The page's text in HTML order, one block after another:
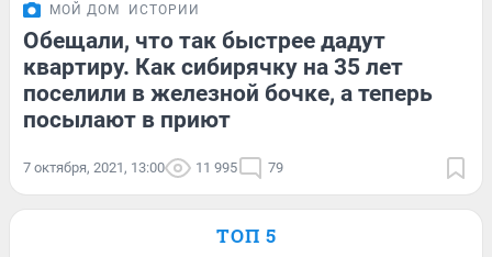
МОЙ ДОМ ИСТОРИИ
Обещали, что так быстрее дадут
квартиру. Как сибирячку на 35 лет
поселили в железной бочке, а теперь
посылают в приют
7 октября, 2021, 13:00 11 995 79
ТОП 5